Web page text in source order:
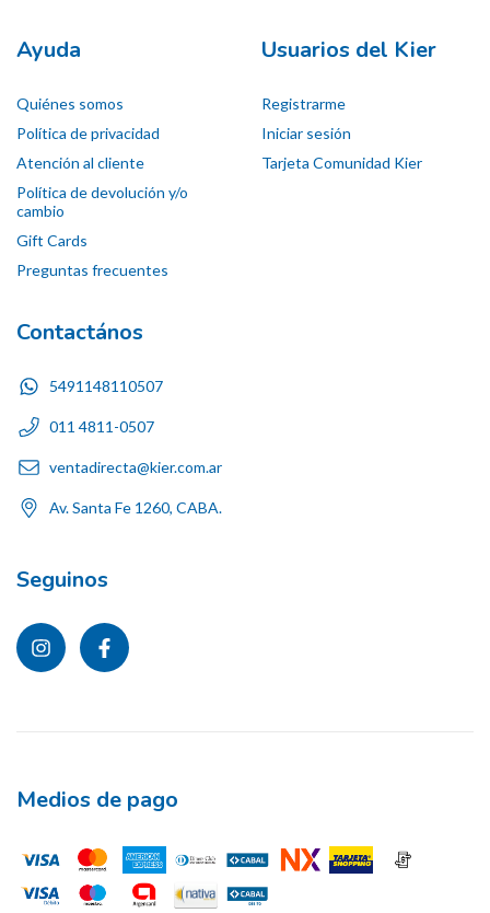
Ayuda
Quiénes somos
Política de privacidad
Atención al cliente
Política de devolución y/o
cambio
Gift Cards
Preguntas frecuentes
Usuarios del Kier
Registrarme
Iniciar sesión
Tarjeta Comunidad Kier
Contactános
5491148110507
011 4811-0507
ventadirecta@kier.com.ar
Av. Santa Fe 1260, CABA.
Seguinos
Medios de pago